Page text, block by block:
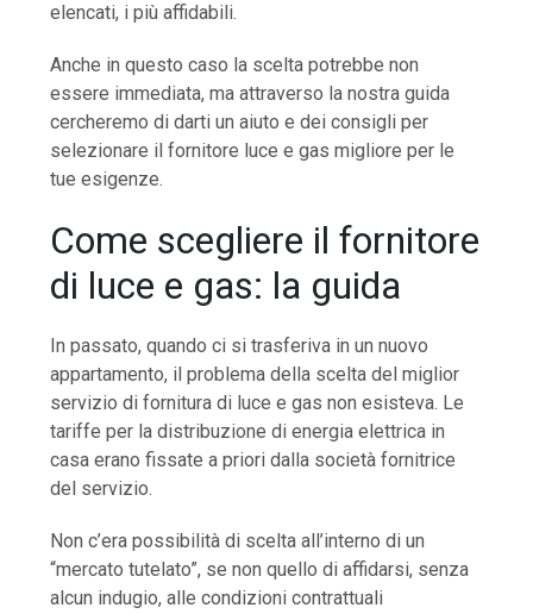
elencati, i più affidabili.
Anche in questo caso la scelta potrebbe non
essere immediata, ma attraverso la nostra guida
cercheremo di darti un aiuto e dei consigli per
selezionare il fornitore luce e gas migliore per le
tue esigenze.
Come scegliere il fornitore
di luce e gas: la guida
In passato, quando ci si trasferiva in un nuovo
appartamento, il problema della scelta del miglior
servizio di fornitura di luce e gas non esisteva. Le
tariffe per la distribuzione di energia elettrica in
casa erano fissate a priori dalla società fornitrice
del servizio.
Non c’era possibilità di scelta all’interno di un
“mercato tutelato”, se non quello di affidarsi, senza
alcun indugio, alle condizioni contrattuali